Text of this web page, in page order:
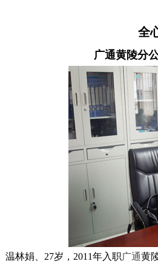
全
广通黄陵分
温林娟、27岁，2011年入职广通黄